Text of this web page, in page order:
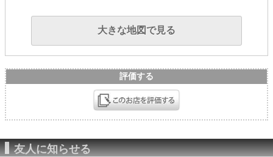
大きな地図で見る
評価する
友人に知らせる